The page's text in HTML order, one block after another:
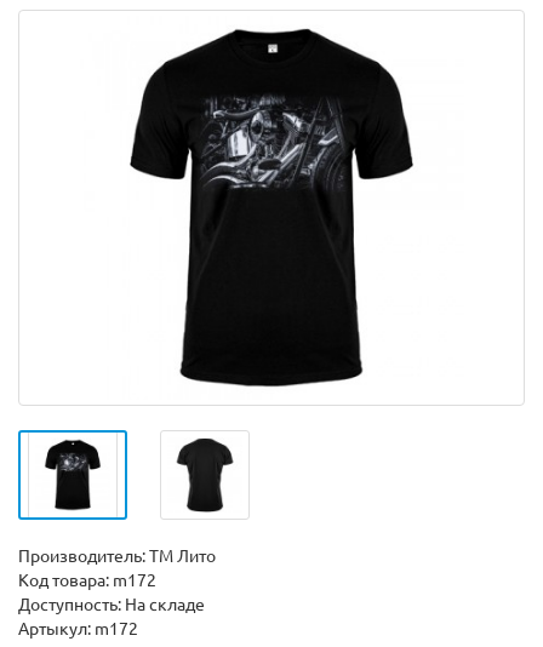
Производитель:ТМ Лито
Код товара: m172
Доступность: На складе
Артыкул: m172